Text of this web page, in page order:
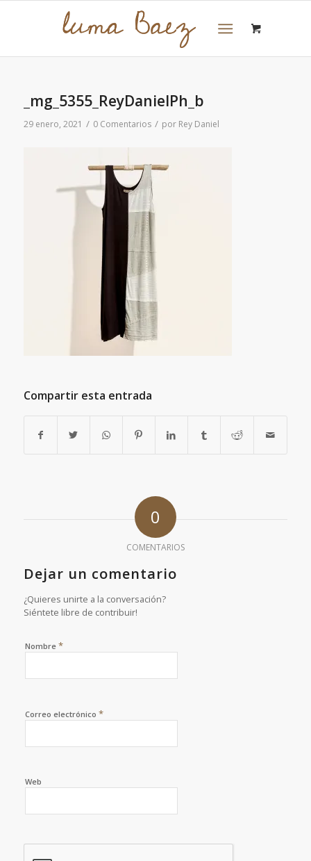
_mg_5355_ReyDanielPh_b
29 enero, 2021 / 0 Comentarios / por Rey Daniel
Compartir esta entrada
0
COMENTARIOS
Dejar un comentario
¿Quieres unirte a la conversación?
Siéntete libre de contribuir!
Nombre *
Correo electrónico *
Web